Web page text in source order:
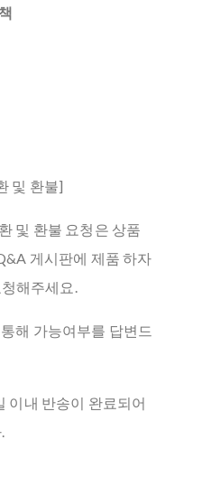
및 환불]
및 환불 요청은 상품
게시판에 제품 하자
해주세요.
해 가능여부를 답변드
이내 반송이 완료되어